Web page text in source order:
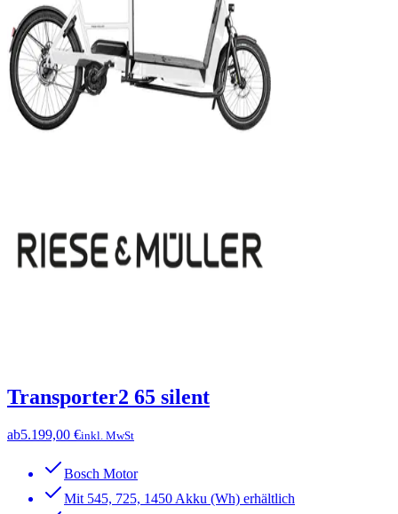
Transporter2 65 silent
ab5.199,00 €inkl. MwSt
Bosch Motor
Mit 545, 725, 1450 Akku (Wh) erhältlich